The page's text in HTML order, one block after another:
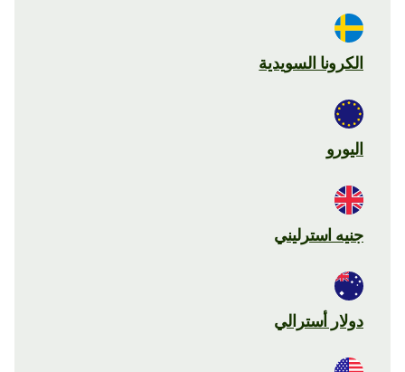
الكرونا السويدية
اليورو
جنيه استرليني
دولار أسترالي